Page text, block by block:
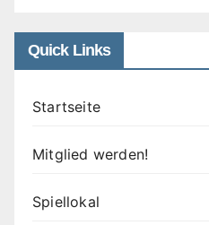
Quick Links
Startseite
Mitglied werden!
Spiellokal